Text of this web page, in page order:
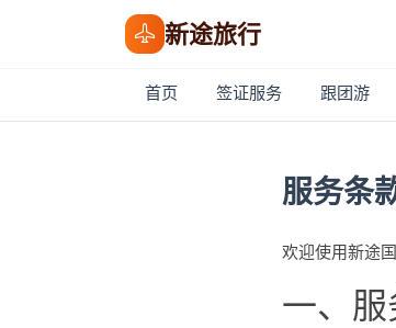
新途旅行
首页 签证服务 跟团游
服务条
欢迎使用新途
一、服